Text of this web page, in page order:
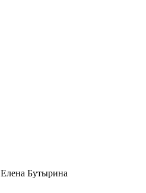
Елена Бутырина